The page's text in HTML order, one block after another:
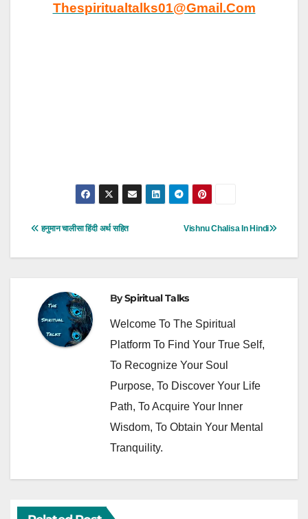
Thespiritualtalks01@gmail.com
Post
Navigation
Vishnu Chalisa In Hindi
हनुमान चालीसा हिंदी अर्थ सहित
BySpiritual Talks
Welcome To The Spiritual
Platform To Find Your True Self,
To Recognize Your Soul
Purpose, To Discover Your Life
Path, To Acquire Your Inner
Wisdom, To Obtain Your Mental
Tranquility.